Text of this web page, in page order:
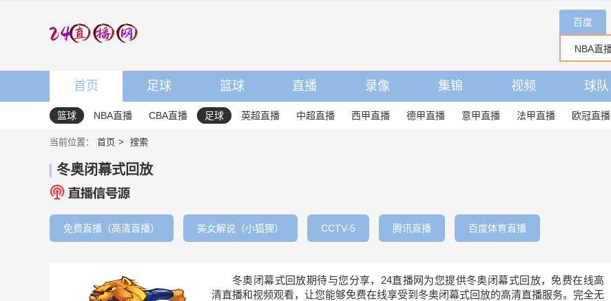
百度
首页 足球 篮球 直播 录像 集锦 视频 球队
篮球 NBA直播 CBA直播 足球 英超直播 中超直播 西甲直播 德甲直播 意甲直播 法甲直播 欧冠直播
当前位置： 首页 搜索
冬奥闭幕式回放
免费直播（高清直播） 美女解说（小狐狸） CCTV-5 腾讯直播 百度体育直播
冬奥闭幕式回放期待与您分享，24直播网为您提供冬奥闭幕式回放，免费在线高
清直播和视频观看，让您能够免费在线享受到冬奥闭幕式回放的高清直播服务。完全无